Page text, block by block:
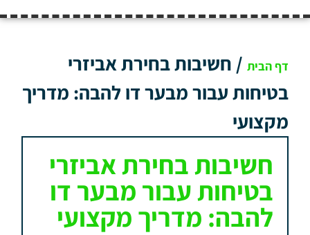
דף הבית / חשיבות בחירת אביזרי
בטיחות עבור מבער דו להבה: מדריך
מקצועי
חשיבות בחירת אביזרי
בטיחות עבור מבער דו
להבה: מדריך מקצועי